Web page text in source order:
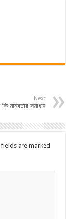
Next
মানবতার সমাধান
are marked